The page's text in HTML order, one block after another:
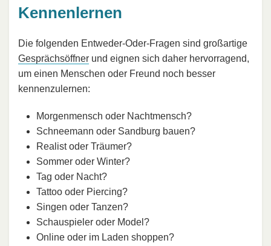
Kennenlernen
Die folgenden Entweder-Oder-Fragen sind großartige
Gesprächsöffner und eignen sich daher hervorragend,
um einen Menschen oder Freund noch besser
kennenzulernen:
Morgenmensch oder Nachtmensch?
Schneemann oder Sandburg bauen?
Realist oder Träumer?
Sommer oder Winter?
Tag oder Nacht?
Tattoo oder Piercing?
Singen oder Tanzen?
Schauspieler oder Model?
Online oder im Laden shoppen?